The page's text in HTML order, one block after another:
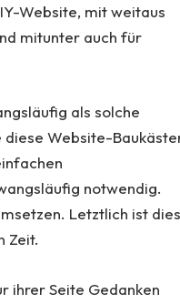
Website, mit weitaus
mitunter auch für
als solche
Website-
notwendig.
Letztlich ist
Zeit.
ihrer Seite Gedanken